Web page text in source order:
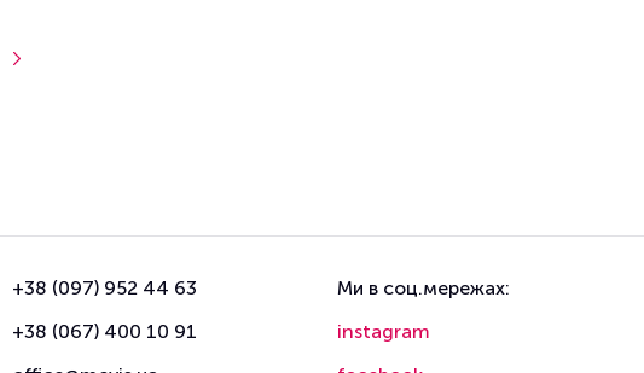
+38 (097) 952 44 63
+38 (067) 400 10 91
Ми в соц.мережах:
instagram